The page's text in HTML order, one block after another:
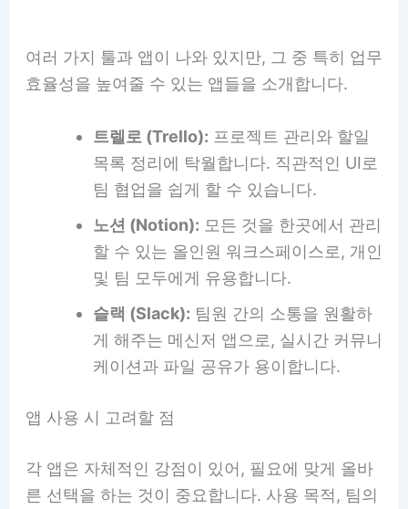
여러 가지 툴과 앱이 나와 있지만, 그 중 특히 업무
효율성을 높여줄 수 있는 앱들을 소개합니다.
트렐로 (Trello): 프로젝트 관리와 할일
목록 정리에 탁월합니다. 직관적인 UI로
팀 협업을 쉽게 할 수 있습니다.
노션 (Notion): 모든 것을 한곳에서 관리
할 수 있는 올인원 워크스페이스로, 개인
및 팀 모두에게 유용합니다.
슬랙 (Slack): 팀원 간의 소통을 원활하
게 해주는 메신저 앱으로, 실시간 커뮤니
케이션과 파일 공유가 용이합니다.
앱 사용 시 고려할 점
각 앱은 자체적인 강점이 있어, 필요에 맞게 올바
른 선택을 하는 것이 중요합니다. 사용 목적, 팀의